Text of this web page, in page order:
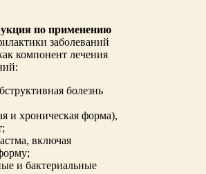
по применению
заболеваний
компонент лечения
болезнь
и хроническая форма),
включая
и бактериальные